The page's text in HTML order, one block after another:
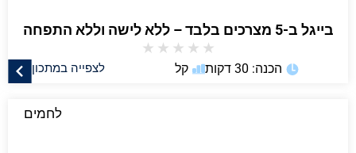
בייגל ב-5 מצרכים בלבד – ללא לישה וללא התפחה
★
★
★
★
★
לצפייה במתכון הכנה: 30 דקות קל
לחמים